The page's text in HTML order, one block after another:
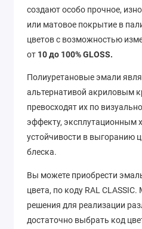
cоздают особо прочное,
или матовое покрытие в
цветов с возможностью
от 10 до 100% GLOSS.
Полиуретановые эмали
альтернативой акриловым
превосходят их по
эффекту, эксплутационным
устойчивости в выгоранию
блеска.
Вы можете приобрести
цвета, по коду RAL
решения для реализации
достаточно выбрать код